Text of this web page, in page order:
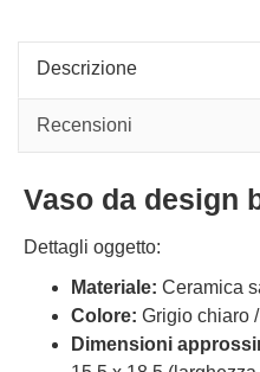
Descrizione
Recensioni
Vaso da design
Dettagli oggetto:
Materiale: Ceramica
Colore: Grigio chiaro
Dimensioni